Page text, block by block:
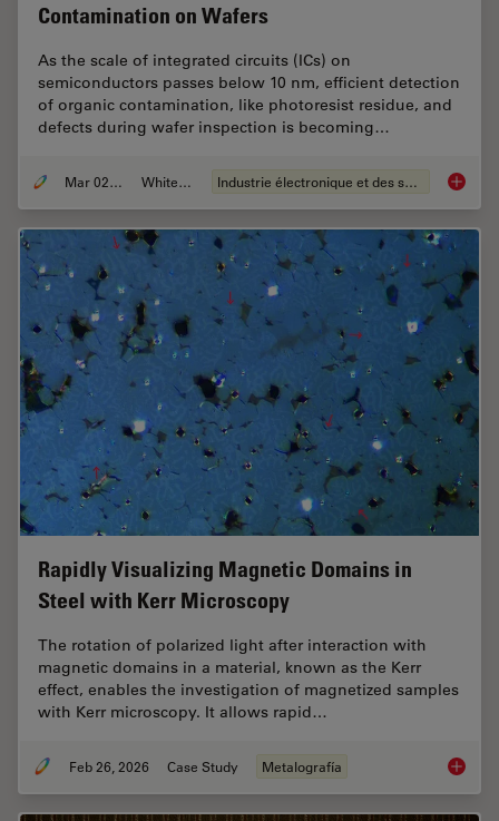
Contamination on Wafers
As the scale of integrated circuits (ICs) on
semiconductors passes below 10 nm, efficient detection
of organic contamination, like photoresist residue, and
defects during wafer inspection is becoming…
Mar 02, 2026 Whitepaper Industrie électronique et des semi-conducteurs
Rapidly Visualizing Magnetic Domains in
Steel with Kerr Microscopy
The rotation of polarized light after interaction with
magnetic domains in a material, known as the Kerr
effect, enables the investigation of magnetized samples
with Kerr microscopy. It allows rapid…
Feb 26, 2026 Case Study Metalografía